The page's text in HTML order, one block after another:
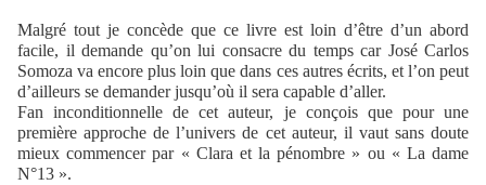
Malgré tout je concède que ce livre est loin d’être d’un abord
facile, il demande qu’on lui consacre du temps car José Carlos
Somoza va encore plus loin que dans ces autres écrits, et l’on peut
d’ailleurs se demander jusqu’où il sera capable d’aller.
Fan inconditionnelle de cet auteur, je conçois que pour une
première approche de l’univers de cet auteur, il vaut sans doute
mieux commencer par « Clara et la pénombre » ou « La dame
N°13 ».